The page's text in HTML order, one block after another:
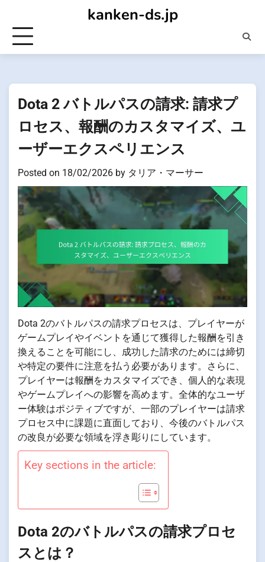
content
kanken-ds.jp
Dota 2 バトルパスの請求: 請求プ
ロセス、報酬のカスタマイズ、ユ
ーザーエクスペリエンス
Posted on 18/02/2026 by タリア・マーサー
Dota 2のバトルパスの請求プロセスは、プレイヤーが
ゲームプレイやイベントを通じて獲得した報酬を引き
換えることを可能にし、成功した請求のためには締切
や特定の要件に注意を払う必要があります。さらに、
プレイヤーは報酬をカスタマイズでき、個人的な表現
やゲームプレイへの影響を高めます。全体的なユーザ
ー体験はポジティブですが、一部のプレイヤーは請求
プロセス中に課題に直面しており、今後のバトルパス
の改良が必要な領域を浮き彫りにしています。
Key sections in the article:
Dota 2のバトルパスの請求プロセ
スとは？